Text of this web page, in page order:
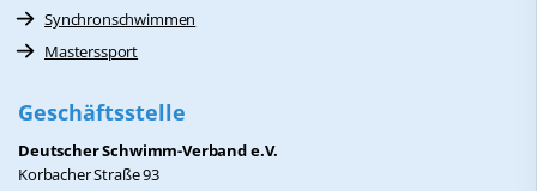
Synchronschwimmen
Masterssport
Geschäftsstelle
Deutscher Schwimm-Verband e.V.
Korbacher Straße 93